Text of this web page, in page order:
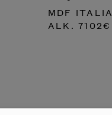
MDF ITALIA
ALK.7102€